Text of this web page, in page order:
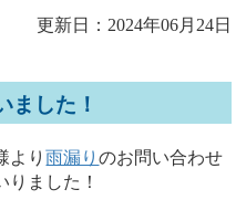
更新日：2024年06月24日
ました！
より雨漏りのお問い合わせ
ました！